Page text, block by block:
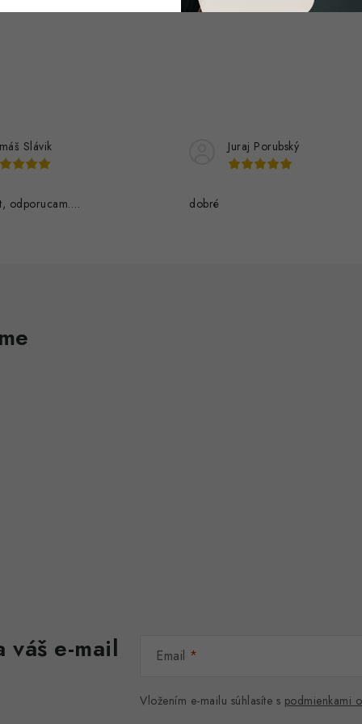
Slávik
odporucam….
Juraj Porubský
dobré
e-mail Email
Vložením e-mailu súhlasíte s podmienkami